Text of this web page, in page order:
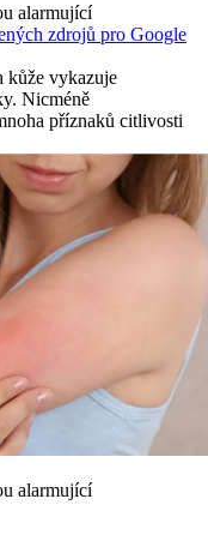
alarmující
zdrojů pro Google
kůže vykazuje
Nicméně
příznaků citlivosti
alarmující